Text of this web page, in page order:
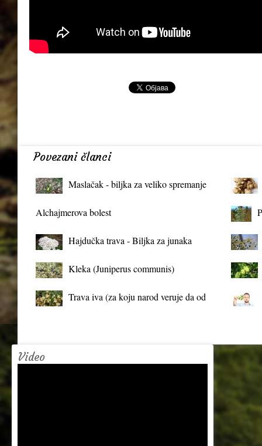
Povezani članci
Maslačak - biljka za veliko spremanje
Alchajmerova bolest
Hajdučka trava - Biljka za junaka
Kleka (Juniperus communis)
Trava iva (za koju narod veruje da od
Video